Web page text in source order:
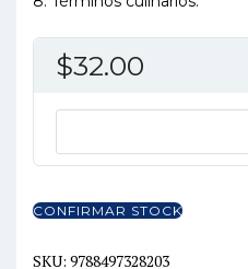
$32.00
CONFIRMAR STOCK
SKU: 9788497328203